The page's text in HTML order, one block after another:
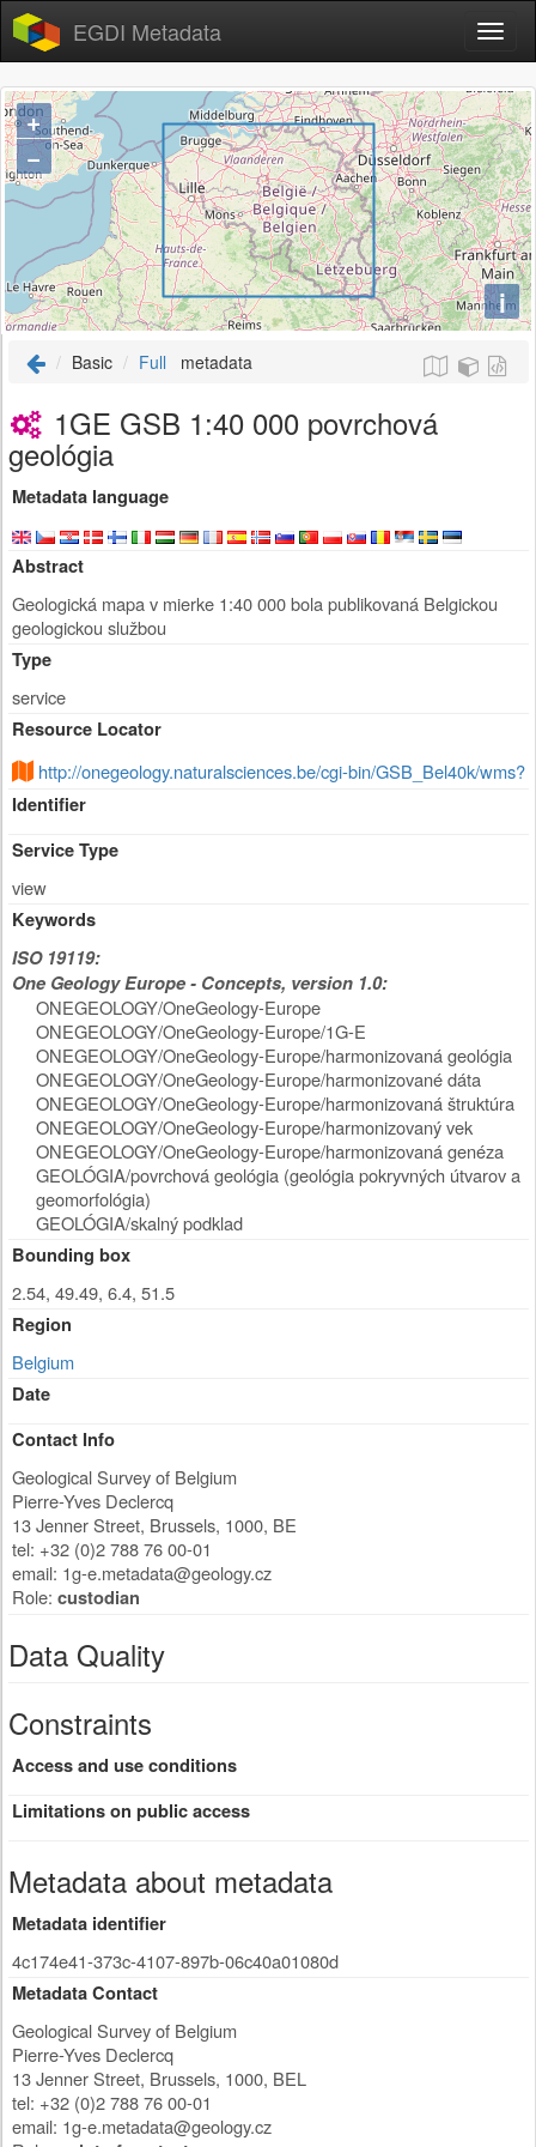
EGDI Metadata
+
−
i
Basic Full metadata
1GE GSB 1:40 000 povrchová
geológia
Metadata language
Abstract
Geologická mapa v mierke 1:40 000 bola publikovaná Belgickou
geologickou službou
Type
service
Resource Locator
http://onegeology.naturalsciences.be/cgi-bin/GSB_Bel40k/wms?
Identifier
Service Type
view
Keywords
ISO 19119:
One Geology Europe - Concepts, version 1.0:
ONEGEOLOGY/OneGeology-Europe
ONEGEOLOGY/OneGeology-Europe/1G-E
ONEGEOLOGY/OneGeology-Europe/harmonizovaná geológia
ONEGEOLOGY/OneGeology-Europe/harmonizované dáta
ONEGEOLOGY/OneGeology-Europe/harmonizovaná štruktúra
ONEGEOLOGY/OneGeology-Europe/harmonizovaný vek
ONEGEOLOGY/OneGeology-Europe/harmonizovaná genéza
GEOLÓGIA/povrchová geológia (geológia pokryvných útvarov a
geomorfológia)
GEOLÓGIA/skalný podklad
Bounding box
2.54, 49.49, 6.4, 51.5
Region
Belgium
Date
Contact Info
Geological Survey of Belgium
Pierre-Yves Declercq
13 Jenner Street, Brussels, 1000, BE
tel: +32 (0)2 788 76 00-01
email: 1g-e.metadata@geology.cz
Role: custodian
Data Quality
Constraints
Access and use conditions
Limitations on public access
Metadata about metadata
Metadata identifier
4c174e41-373c-4107-897b-06c40a01080d
Metadata Contact
Geological Survey of Belgium
Pierre-Yves Declercq
13 Jenner Street, Brussels, 1000, BEL
tel: +32 (0)2 788 76 00-01
email: 1g-e.metadata@geology.cz